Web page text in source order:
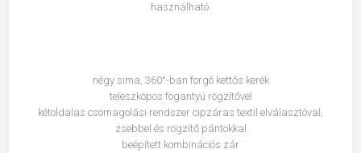
használható.
négy sima, 360°-ban forgó kettős kerék
teleszkópos fogantyú rögzítővel
kétoldalas csomagolási rendszer cipzáras textil elválasztóval,
zsebbel és rögzítő pántokkal
beépített kombinációs zár